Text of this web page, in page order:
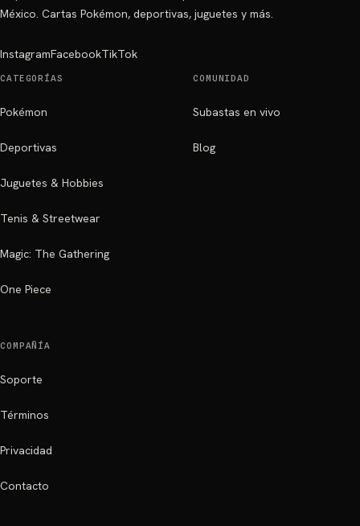
México. Cartas Pokémon, deportivas, juguetes y más.
InstagramFacebookTikTok
CATEGORÍAS
Pokémon
Deportivas
Juguetes & Hobbies
Tenis & Streetwear
Magic: The Gathering
One Piece
COMUNIDAD
Subastas en vivo
Blog
COMPAÑÍA
Soporte
Términos
Privacidad
Contacto